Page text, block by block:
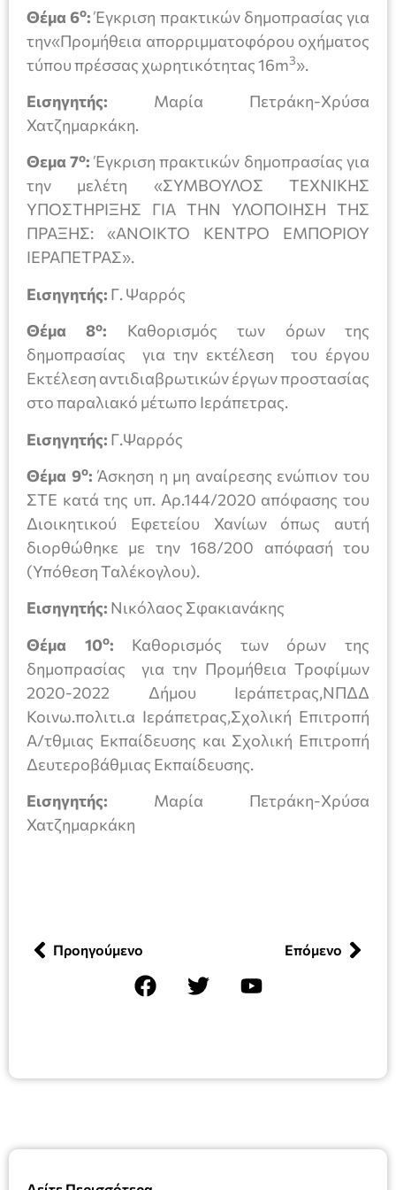
Θέμα 6ο:Έγκριση πρακτικών δημοπρασίας για
την«Προμήθεια απορριμματοφόρου οχήματος
τύπου πρέσσας χωρητικότητας 16m3».
Εισηγητής: Μαρία Πετράκη-Χρύσα
Χατζημαρκάκη.
Θεμα 7ο: Έγκριση πρακτικών δημοπρασίας για
την μελέτη «ΣΥΜΒΟΥΛΟΣ ΤΕΧΝΙΚΗΣ
ΥΠΟΣΤΗΡΙΞΗΣ ΓΙΑ ΤΗΝ ΥΛΟΠΟΙΗΣΗ ΤΗΣ
ΠΡΑΞΗΣ: «ΑΝΟΙΚΤΟ ΚΕΝΤΡΟ ΕΜΠΟΡΙΟΥ
ΙΕΡΑΠΕΤΡΑΣ».
Εισηγητής: Γ. Ψαρρός
Θέμα 8ο: Καθορισμός των όρων της
δημοπρασίας για την εκτέλεση του έργου
Εκτέλεση αντιδιαβρωτικών έργων προστασίας
στο παραλιακό μέτωπο Ιεράπετρας.
Εισηγητής: Γ.Ψαρρός
Θέμα 9ο:Άσκηση η μη αναίρεσης ενώπιον του
ΣΤΕ κατά της υπ. Αρ.144/2020 απόφασης του
Διοικητικού Εφετείου Χανίων όπως αυτή
διορθώθηκε με την 168/200 απόφασή του
(Υπόθεση Ταλέκογλου).
Εισηγητής: Νικόλαος Σφακιανάκης
Θέμα 10ο: Καθορισμός των όρων της
δημοπρασίας για την Προμήθεια Τροφίμων
2020-2022 Δήμου Ιεράπετρας,ΝΠΔΔ
Κοινω.πολιτι.α Ιεράπετρας,Σχολική Επιτροπή
Α/τθμιας Εκπαίδευσης και Σχολική Επιτροπή
Δευτεροβάθμιας Εκπαίδευσης.
Εισηγητής: Μαρία Πετράκη-Χρύσα
Χατζημαρκάκη
Προηγούμενο Επόμενο